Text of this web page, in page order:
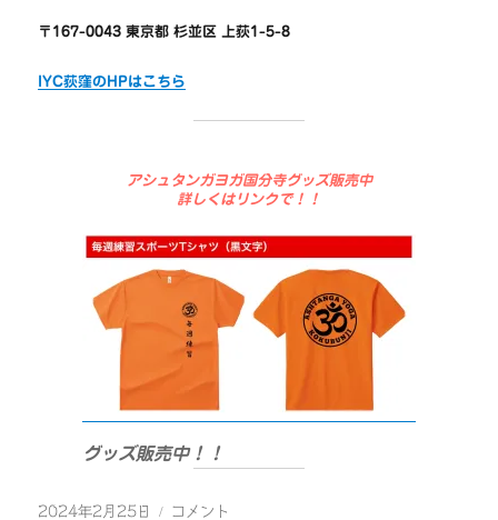
〒167-0043 東京都 杉並区 上荻1-5-8
IYC荻窪のHPはこちら
アシュタンガヨガ国分寺グッズ販売中
詳しくはリンクで！！
グッズ販売中！！
投
2024年2月25日
2024
コメント